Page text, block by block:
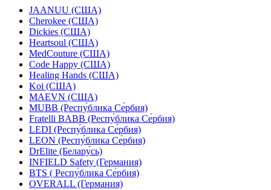
JAANUU (США)
Cherokee (США)
Dickies (США)
Heartsoul (США)
MedCouture (США)
Code Happy (США)
Healing Hands (США)
Koi (США)
MAEVN (США)
MUBB (Респу́блика Се́рбия)
Fratelli BABB (Респу́блика Се́рбия)
LEDI (Респу́блика Се́рбия)
LEON (Респу́блика Се́рбия)
DrElite (Белару́сь)
INFIELD Safety (Германия)
BTS ( Респу́блика Се́рбия)
OVERALL (Германия)